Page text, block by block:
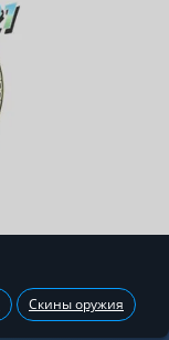
Скины оружия